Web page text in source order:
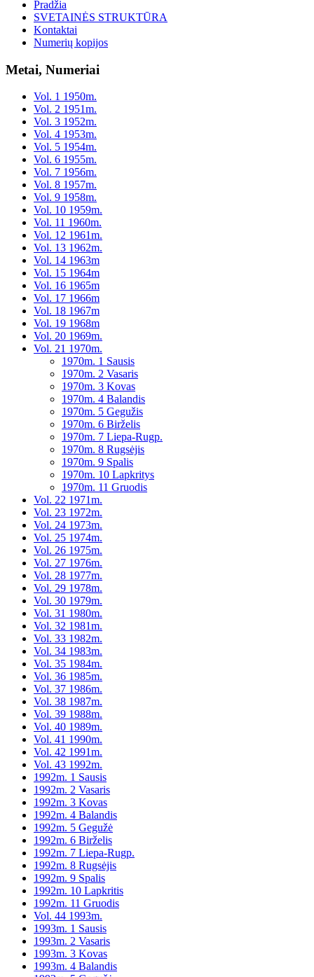
Pradžia
SVETAINĖS STRUKTŪRA
Kontaktai
Numerių kopijos
Metai, Numeriai
Vol. 1 1950m.
Vol. 2 1951m.
Vol. 3 1952m.
Vol. 4 1953m.
Vol. 5 1954m.
Vol. 6 1955m.
Vol. 7 1956m.
Vol. 8 1957m.
Vol. 9 1958m.
Vol. 10 1959m.
Vol. 11 1960m.
Vol. 12 1961m.
Vol. 13 1962m.
Vol. 14 1963m
Vol. 15 1964m
Vol. 16 1965m
Vol. 17 1966m
Vol. 18 1967m
Vol. 19 1968m
Vol. 20 1969m.
Vol. 21 1970m.
1970m. 1 Sausis
1970m. 2 Vasaris
1970m. 3 Kovas
1970m. 4 Balandis
1970m. 5 Gegužis
1970m. 6 Birželis
1970m. 7 Liepa-Rugp.
1970m. 8 Rugsėjis
1970m. 9 Spalis
1970m. 10 Lapkritys
1970m. 11 Gruodis
Vol. 22 1971m.
Vol. 23 1972m.
Vol. 24 1973m.
Vol. 25 1974m.
Vol. 26 1975m.
Vol. 27 1976m.
Vol. 28 1977m.
Vol. 29 1978m.
Vol. 30 1979m.
Vol. 31 1980m.
Vol. 32 1981m.
Vol. 33 1982m.
Vol. 34 1983m.
Vol. 35 1984m.
Vol. 36 1985m.
Vol. 37 1986m.
Vol. 38 1987m.
Vol. 39 1988m.
Vol. 40 1989m.
Vol. 41 1990m.
Vol. 42 1991m.
Vol. 43 1992m.
1992m. 1 Sausis
1992m. 2 Vasaris
1992m. 3 Kovas
1992m. 4 Balandis
1992m. 5 Gegužė
1992m. 6 Birželis
1992m. 7 Liepa-Rugp.
1992m. 8 Rugsėjis
1992m. 9 Spalis
1992m. 10 Lapkritis
1992m. 11 Gruodis
Vol. 44 1993m.
1993m. 1 Sausis
1993m. 2 Vasaris
1993m. 3 Kovas
1993m. 4 Balandis